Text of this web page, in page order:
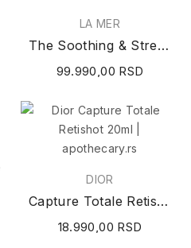
LA MER
The Soothing & Strengthening Ritual Skincare Set
99.990,00 RSD
DIOR
Capture Totale Retishot 20ml
18.990,00 RSD